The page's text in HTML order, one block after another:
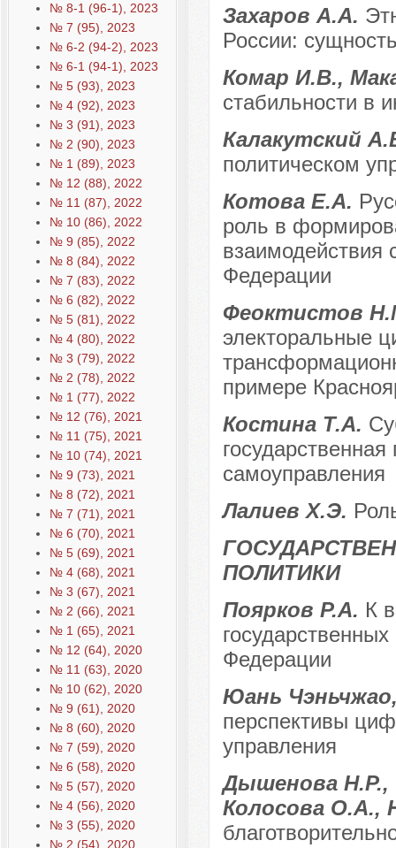
№ 8-1 (96-1), 2023
№ 7 (95), 2023
№ 6-2 (94-2), 2023
№ 6-1 (94-1), 2023
№ 5 (93), 2023
№ 4 (92), 2023
№ 3 (91), 2023
№ 2 (90), 2023
№ 1 (89), 2023
№ 12 (88), 2022
№ 11 (87), 2022
№ 10 (86), 2022
№ 9 (85), 2022
№ 8 (84), 2022
№ 7 (83), 2022
№ 6 (82), 2022
№ 5 (81), 2022
№ 4 (80), 2022
№ 3 (79), 2022
№ 2 (78), 2022
№ 1 (77), 2022
№ 12 (76), 2021
№ 11 (75), 2021
№ 10 (74), 2021
№ 9 (73), 2021
№ 8 (72), 2021
№ 7 (71), 2021
№ 6 (70), 2021
№ 5 (69), 2021
№ 4 (68), 2021
№ 3 (67), 2021
№ 2 (66), 2021
№ 1 (65), 2021
№ 12 (64), 2020
№ 11 (63), 2020
№ 10 (62), 2020
№ 9 (61), 2020
№ 8 (60), 2020
№ 7 (59), 2020
№ 6 (58), 2020
№ 5 (57), 2020
№ 4 (56), 2020
№ 3 (55), 2020
№ 2 (54), 2020
Захаров А.А.
России:
Комар И.В.,
стабильности в
Калакутский
политическом
Котова Е.А.
роль в
взаимодействия
Федерации
Феоктистов
электоральные
примере
Костина Т.А.
самоуправления
Лалиев Х.Э.
ПОЛИТИКИ
Поярков Р.А. К
Федерации
Юань
перспективы
управления
Дышенова Н.Р.,
Колосова О.А.,